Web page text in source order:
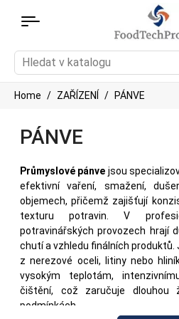
Home ZAŘÍZENÍ PÁNVE
PÁNVE
Průmyslové pánve jsou
efektivní vaření, smažení,
objemech, přičemž zajišťují
texturu potravin. V
potravinářských provozech hrají
chutí a vzhledu finálních
z nerezové oceli, litiny nebo
vysokým teplotám,
čištění, což zaručuje dlouhou
podmínkách.